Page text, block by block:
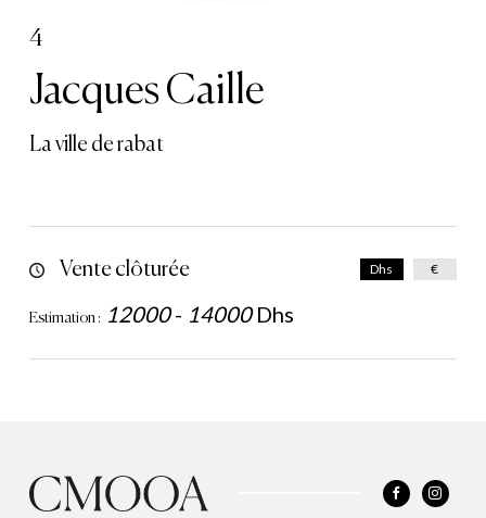
4
Jacques Caille
La ville de rabat
Vente clôturée
Estimation : 12000- 14000 Dhs
Dhs €